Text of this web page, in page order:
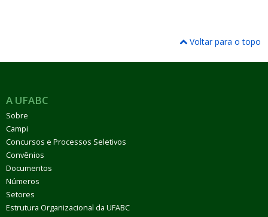
Voltar para o topo
A UFABC
Sobre
Campi
Concursos e Processos Seletivos
Convênios
Documentos
Números
Setores
Estrutura Organizacional da UFABC